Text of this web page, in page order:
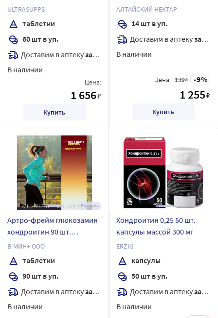
формула 60 шт. таблетки
массой 1700 мг/банка
ULTRASUPPS
таблетки
60 шт в уп.
Доставим в аптекузавтра
В наличии
Цена:
1 656₽
Купить
мсм гиалуроновая кислота
14 шт. стиков гель
пищевой без сахара
массой 25 гр
АЛТАЙСКИЙ НЕКТАР
14 шт в уп.
Доставим в аптекузавтра
В наличии
Цена: 1394 9
1 255₽
Купить
Реклама
Артро-фрейм глюкозамин
хондроитин 90 шт.
таблетки массой 1,35 г
В-МИН+ ООО
таблетки
90 шт в уп.
Доставим в аптекузавтра
В наличии
Хондроитин 0,25 50 шт.
капсулы массой 300 мг
ERZIG
капсулы
50 шт в уп.
Доставим в аптекузавтра
В наличии